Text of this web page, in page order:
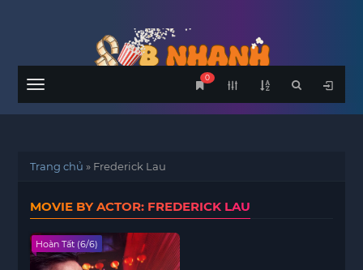
Menu
0
Trang chủ » Frederick Lau
MOVIE BY ACTOR: FREDERICK LAU
Hoàn Tất (6/6)